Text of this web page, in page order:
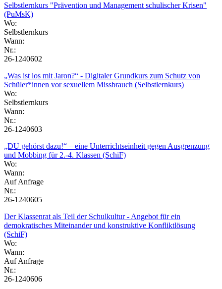
Selbstlernkurs "Prävention und Management schulischer Krisen"
(PuMsK)
Wo:
Selbstlernkurs
Wann:
Nr.:
26-1240602
„Was ist los mit Jaron?“ - Digitaler Grundkurs zum Schutz von
Schüler*innen vor sexuellem Missbrauch (Selbstlernkurs)
Wo:
Selbstlernkurs
Wann:
Nr.:
26-1240603
„DU gehörst dazu!“ – eine Unterrichtseinheit gegen Ausgrenzung
und Mobbing für 2.-4. Klassen (SchiF)
Wo:
Wann:
Auf Anfrage
Nr.:
26-1240605
Der Klassenrat als Teil der Schulkultur - Angebot für ein
demokratisches Miteinander und konstruktive Konfliktlösung
(SchiF)
Wo:
Wann:
Auf Anfrage
Nr.:
26-1240606